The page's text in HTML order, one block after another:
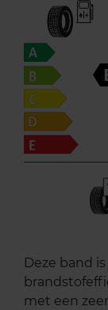
Deze band
met een